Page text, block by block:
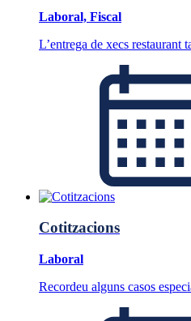
Laboral, Fiscal
L’entrega de xecs restaurant
Cotitzacions
Laboral
Recordeu alguns casos